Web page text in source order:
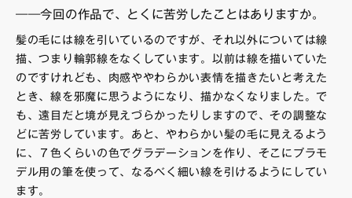
――今回の作品で、とくに苦労したことはありますか。
髪の毛には線を引いているのですが、それ以外については線
描、つまり輪郭線をなくしています。以前は線を描いていた
のですけれども、肉感ややわらかい表情を描きたいと考えた
とき、線を邪魔に思うようになり、描かなくなりました。で
も、遠目だと境が見えづらかったりしますので、その調整な
どに苦労しています。あと、やわらかい髪の毛に見えるよう
に、７色くらいの色でグラデーションを作り、そこにプラモ
デル用の筆を使って、なるべく細い線を引けるようにしてい
ます。